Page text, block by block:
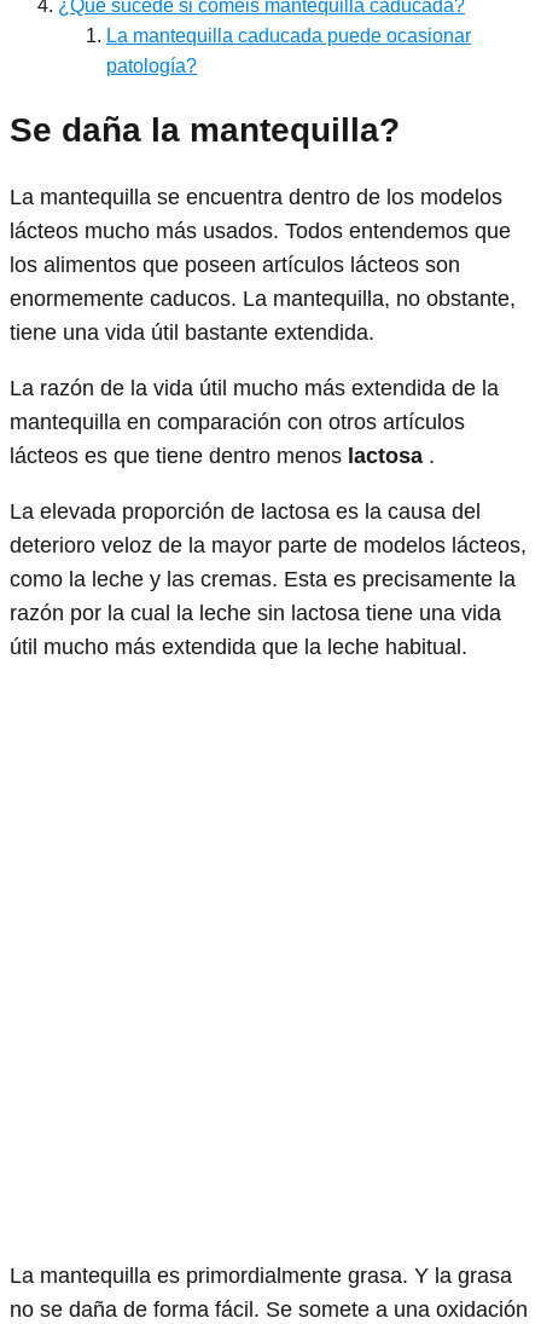
¿Qué sucede si coméis mantequilla caducada?
La mantequilla caducada puede ocasionar
patología?
Se daña la mantequilla?
La mantequilla se encuentra dentro de los modelos
lácteos mucho más usados. Todos entendemos que
los alimentos que poseen artículos lácteos son
enormemente caducos. La mantequilla, no obstante,
tiene una vida útil bastante extendida.
La razón de la vida útil mucho más extendida de la
mantequilla en comparación con otros artículos
lácteos es que tiene dentro menos lactosa .
La elevada proporción de lactosa es la causa del
deterioro veloz de la mayor parte de modelos lácteos,
como la leche y las cremas. Esta es precisamente la
razón por la cual la leche sin lactosa tiene una vida
útil mucho más extendida que la leche habitual.
La mantequilla es primordialmente grasa. Y la grasa
no se daña de forma fácil. Se somete a una oxidación